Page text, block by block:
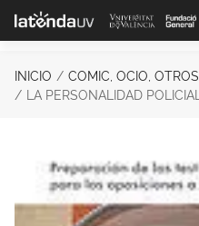
Saltar al contenido principal
INICIO COMIC, OCIO, OTROS
LA PERSONALIDAD POLICIAL